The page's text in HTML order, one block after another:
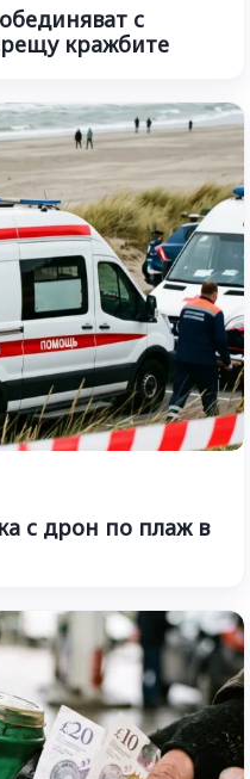
с
кражбите
с дрон по плаж в